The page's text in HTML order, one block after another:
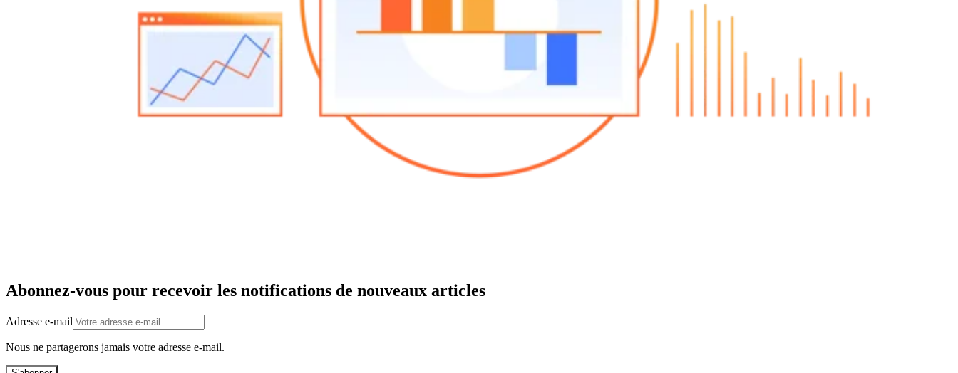
Abonnez-vous pour recevoir les notifications de nouveaux articles
Adresse e-mail
Nous ne partagerons jamais votre adresse e-mail.